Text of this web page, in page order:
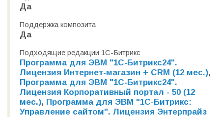
Да
Поддержка композита
Да
Подходящие редакции 1С-Битрикс
Программа для ЭВМ "1С-Битрикс24".
Лицензия Интернет-магазин + CRM (12 мес.),
Программа для ЭВМ "1С-Битрикс24".
Лицензия Корпоративный портал - 50 (12
мес.), Программа для ЭВМ "1С-Битрикс:
Управление сайтом". Лицензия Энтерпрайз